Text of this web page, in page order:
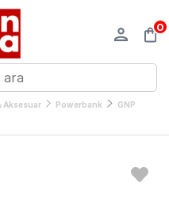
0
Aksesuar Powerbank
GNP